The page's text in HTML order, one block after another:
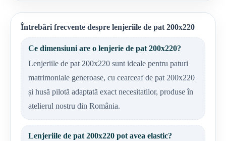
Întrebări frecvente despre lenjeriile de pat 200x220
Ce dimensiuni are o lenjerie de pat 200x220?
Lenjeriile de pat 200x220 sunt ideale pentru paturi
matrimoniale generoase, cu cearceaf de pat 200x220
și husă pilotă adaptată exact necesitatilor, produse în
atelierul nostru din România.
Lenjeriile de pat 200x220 pot avea elastic?